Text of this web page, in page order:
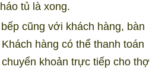
tủ là xong.
cũng với khách hàng, bàn
hàng có thể thanh toán
khoản trực tiếp cho thợ